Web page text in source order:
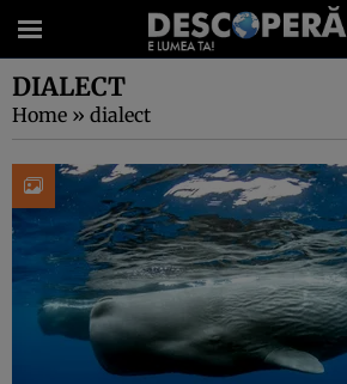
DIALECT
Home » dialect